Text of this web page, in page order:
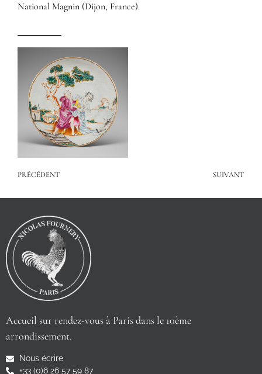
National Magnin (Dijon, France).
PRÉCÉDENT SUIVANT
Accueil sur rendez-vous à Paris dans le 10ème
arrondissement.
Nous écrire
+33 (0)6 26 57 59 87